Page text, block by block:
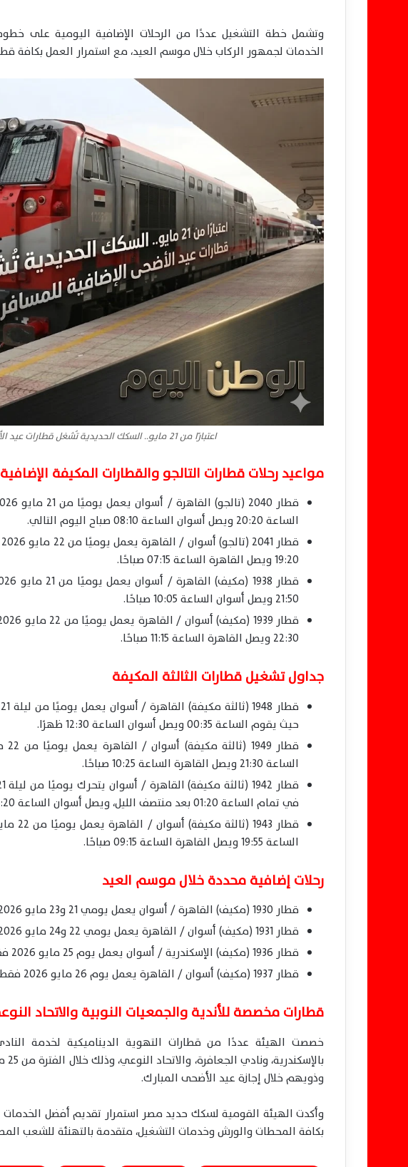
وتشمل خطة التشغيل عددًا من الرحلات الإضافية اليومية على
الخدمات لجمهور الركاب خلال موسم العيد، مع استمرار العمل بكافة
اعتبارًا من 21 مايو.. السكك الحديدية تُشغل قطارات عيد الأضحى الإضافية للمسافرين
مواعيد رحلات قطارات التالجو والقطارات المكيفة الإضافية
الساعة 20:20 ويصل أسوان الساعة 08:10 صباح اليوم التالي.
19:20 ويصل القاهرة الساعة 07:15 صباحًا.
21:50 ويصل أسوان الساعة 10:05 صباحًا.
22:30 ويصل القاهرة الساعة 11:15 صباحًا.
جداول تشغيل قطارات الثالثة المكيفة
حيث يقوم الساعة 00:35 ويصل أسوان الساعة 12:30 ظهرًا.
الساعة 21:30 ويصل القاهرة الساعة 10:25 صباحًا.
في تمام الساعة 01:20 بعد منتصف الليل، ويصل أسوان الساعة 14:20 ظهرًا.
الساعة 19:55 ويصل القاهرة الساعة 09:15 صباحًا.
رحلات إضافية محددة خلال موسم العيد
قطار 1930 (مكيف) القاهرة / أسوان يعمل يومي 21 و23 مايو 2026.
قطار 1931 (مكيف) أسوان / القاهرة يعمل يومي 22 و24 مايو 2026.
قطار 1936 (مكيف) الإسكندرية / أسوان يعمل يوم 25 مايو 2026 فقط.
قطار 1937 (مكيف) أسوان / القاهرة يعمل يوم 26 مايو 2026 فقط.
قطارات مخصصة للأندية والجمعيات النوبية والاتحاد
خصصت الهيئة عددًا من قطارات التهوية الديناميكية لخدمة النادي
وذويهم خلال إجازة عيد الأضحى المبارك.
وأكدت الهيئة القومية لسكك حديد مصر استمرار تقديم أفضل الخدمات
بكافة المحطات والورش وخدمات التشغيل، متقدمة بالتهنئة للشعب